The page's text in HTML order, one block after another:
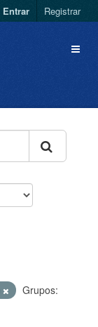
Entrar Registrar
Grupos: